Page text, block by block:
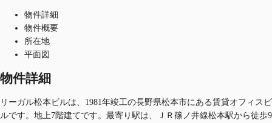
物件詳細
物件概要
所在地
平面図
物件詳細
リーガル松本ビルは、1981年竣工の長野県松本市にある賃貸オフィスビ
ルです。地上7階建てです。最寄り駅は、ＪＲ篠ノ井線松本駅から徒歩9